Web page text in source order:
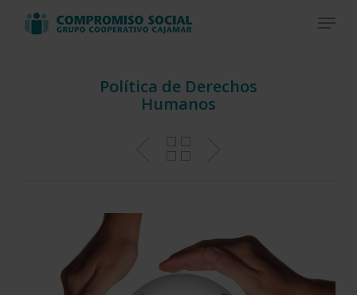
Menu
Política de Derechos
Humanos